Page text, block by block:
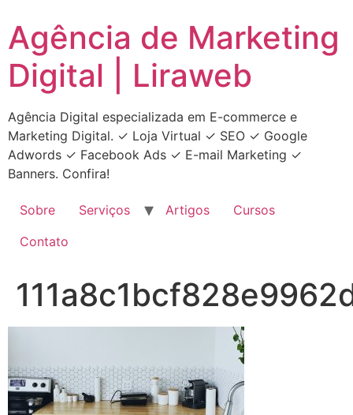
para
conteúdo
Agência de Marketing
Digital | Liraweb
Agência Digital especializada em E-commerce e
Marketing Digital. ✓ Loja Virtual ✓ SEO ✓ Google
Adwords ✓ Facebook Ads ✓ E-mail Marketing ✓
Banners. Confira!
Sobre Serviços Artigos
Cursos
Contato